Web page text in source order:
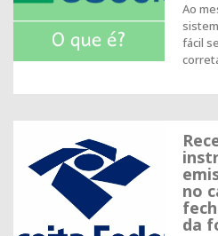
Ao
fácil
no
da